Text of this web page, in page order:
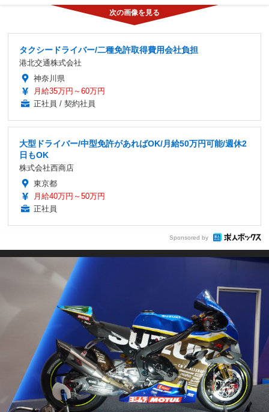
タクシードライバー/二種免許取得費用会社負担
港北交通株式会社
神奈川県
月給35万円～60万円
正社員 / 契約社員
大型ドライバー/中型免許があればOK/月給50万円可能/週休2
日もOK
株式会社西商店
東京都
月給40万円～50万円
正社員
Sponsored by